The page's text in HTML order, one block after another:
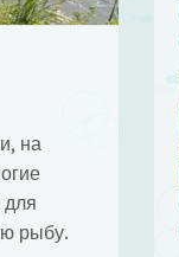
на
для
рыбу.